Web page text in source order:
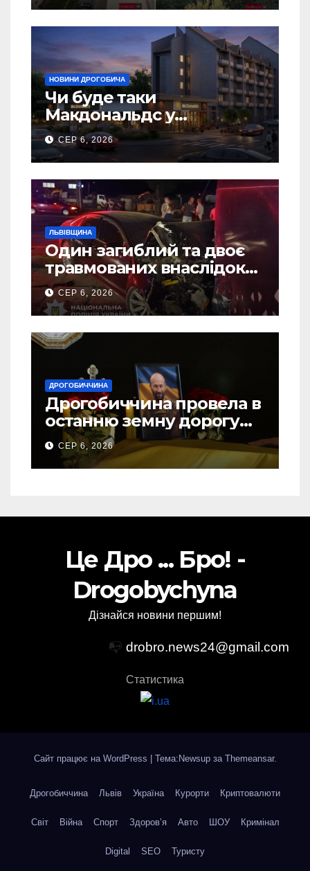
НОВИНИ ДРОГОБИЧА
Чи буде таки
Макдональдс у
Дрогобичі? (Фото)
СЕР 6, 2026
ЛЬВІВЩИНА
Один загиблий та двоє
травмованих внаслідок
ДТП на Самбірщині
СЕР 6, 2026
ДРОГОБИЧЧИНА
Дрогобиччина провела в
останню земну дорогу
свого Захисника – Олега
Торського
СЕР 6, 2026
Це Дро ... Бро! -
Drogobychyna
Дізнайся новини першим!
📭 drobro.news24@gmail.com
Статистика
Сайт працює на WordPress Тема:Newsup за Themeansar.
Дрогобиччина Львів Україна Курорти Криптовалюти
Світ Війна Спорт Здоров’я Авто ШОУ Кримінал
Digital SEO Туристу